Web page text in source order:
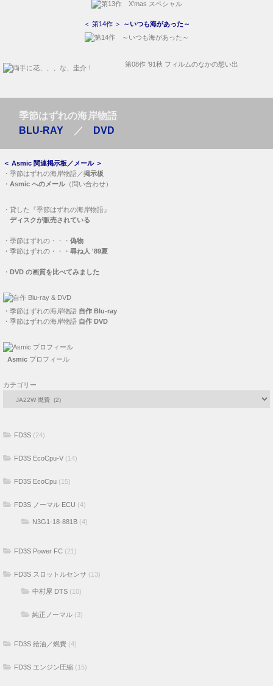
＜ 第14作 ＞ ～いつも海があった～
第08作 ’91秋 フィルムのなかの想い出
季節はずれの海岸物語
BLU-RAY ／ DVD
＜ Asmic 関連掲示板／メール＞
・ 季節はずれの海岸物語／掲示板
・ Asmic へのメール（問い合わせ）
・ 貸した『季節はずれの海岸物語』
ディスクが販売されている
・ 季節はずれの・・・ 偽物
・ 季節はずれの・・・ 尋ね人 '89夏
・ DVD の画質を比べてみました
・ 季節はずれの海岸物語 自作 Blu-ray
・ 季節はずれの海岸物語 自作 DVD
Asmicプロフィール
カテゴリー
FD3S (24)
FD3S EcoCpu-V (14)
FD3S EcoCpu (15)
FD3S ノーマル ECU (4)
N3G1-18-881B (4)
FD3S Power FC (21)
FD3S スロットルセンサ (13)
中村屋 DTS (10)
純正ノーマル (3)
FD3S 給油／燃費 (4)
FD3S エンジン圧縮 (15)